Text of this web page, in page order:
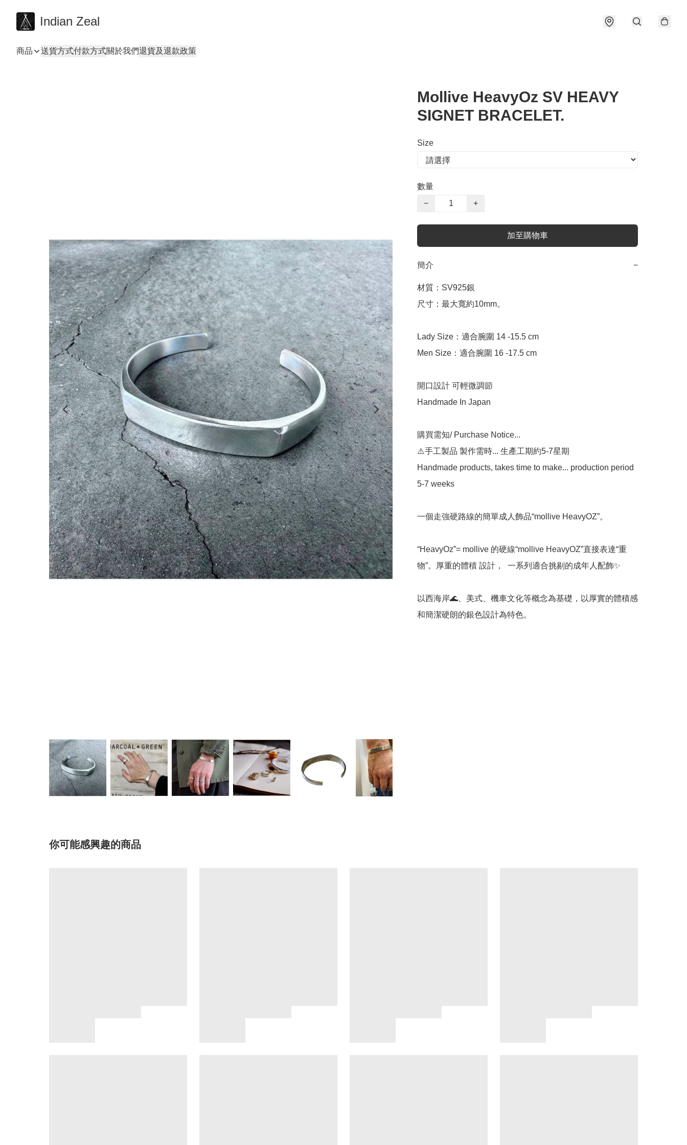
Indian Zeal
商品 送貨方式付款方式關於我們退貨及退款政策
Mollive HeavyOz SV HEAVY
SIGNET BRACELET.
Size
數量
−
+
加至購物車
簡介 −
材質：SV925銀
尺寸：最大寬約10mm。
Lady Size：適合腕圍 14 -15.5 cm
Men Size：適合腕圍 16 -17.5 cm
開口設計 可輕微調節
Handmade In Japan
購買需知/ Purchase Notice...
⚠️手工製品 製作需時... 生產工期約5-7星期
Handmade products, takes time to make... production period
5-7 weeks
一個走強硬路線的簡單成人飾品“mollive HeavyOZ”。
“HeavyOz”= mollive 的硬線“mollive HeavyOZ”直接表達“重
物”。厚重的體積 設計，  一系列適合挑剔的成年人配飾✨
以西海岸🌊、美式、機車文化等概念為基礎，以厚實的體積感
和簡潔硬朗的銀色設計為特色。
你可能感興趣的商品